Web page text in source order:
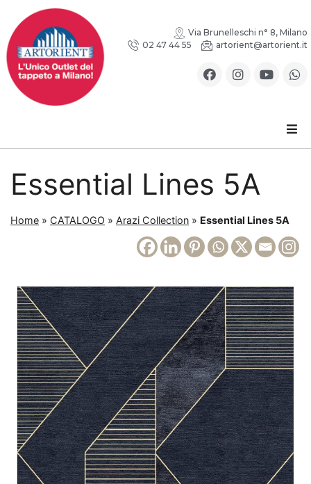
Via Brunelleschi n° 8, Milano
02 47 44 55
artorient@artorient.it
Essential Lines 5A
Home » CATALOGO » Arazi Collection » Essential Lines 5A